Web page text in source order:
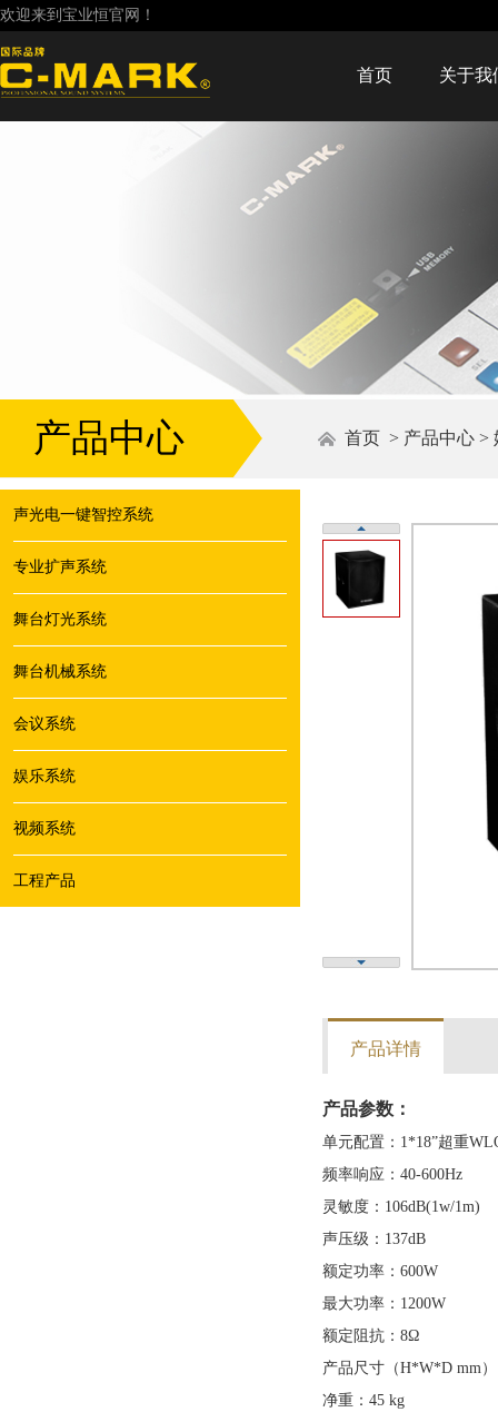
欢迎来到宝业恒官网！
首页 关于我
产品中心 首页 > 产品中心 >
声光电一键智控系统
专业扩声系统
舞台灯光系统
舞台机械系统
会议系统
娱乐系统
视频系统
工程产品
产品详情
产品参数：
单元配置：1*18”超重
频率响应：40-600Hz
灵敏度：106dB(1w/1m)
声压级：137dB
额定功率：600W
最大功率：1200W
额定阻抗：8Ω
产品尺寸（H*W*D mm
净重：45 kg